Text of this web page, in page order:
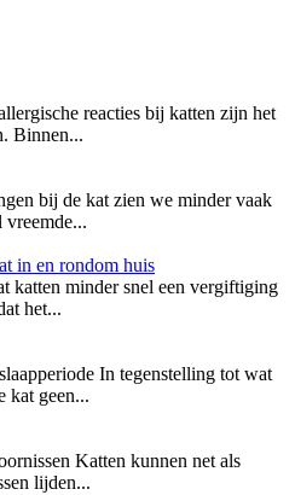
reacties bij katten zijn het
Binnen...
bij de kat zien we minder vaak
vreemde...
in en rondom huis
katten minder snel een vergiftiging
het...
In tegenstelling tot wat
kat geen...
Katten kunnen net als
lijden...